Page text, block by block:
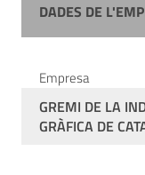
DADES DE
Empresa
GREMI DE LA
GRÀFICA DE